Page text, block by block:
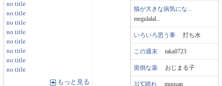
no title
no title
no title
no title
no title
no title
no title
no title
もっと見る
猫が大きな病気にな...
megulalal...
いろいろ思う事 打ち水
この週末 taka0723
面倒な薬 おじまる子
31℃晴れ muusan